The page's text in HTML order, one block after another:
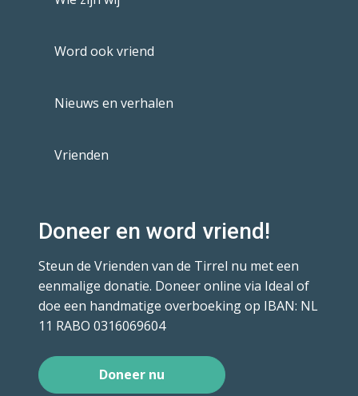
Word ook vriend
Nieuws en verhalen
Vrienden
Doneer en word vriend!
Steun de Vrienden van de Tirrel nu met een
eenmalige donatie. Doneer online via Ideal of
doe een handmatige overboeking op IBAN: NL
11 RABO 0316069604
Doneer nu